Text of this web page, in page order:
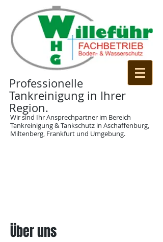
Wir sind Ihr Ansprechpartner im Bereich
Tankreinigung & Tankschutz in Aschaffenburg,
Miltenberg, Frankfurt und Umgebung.
Professionelle
Tankreinigung in Ihrer
Region.
Über uns